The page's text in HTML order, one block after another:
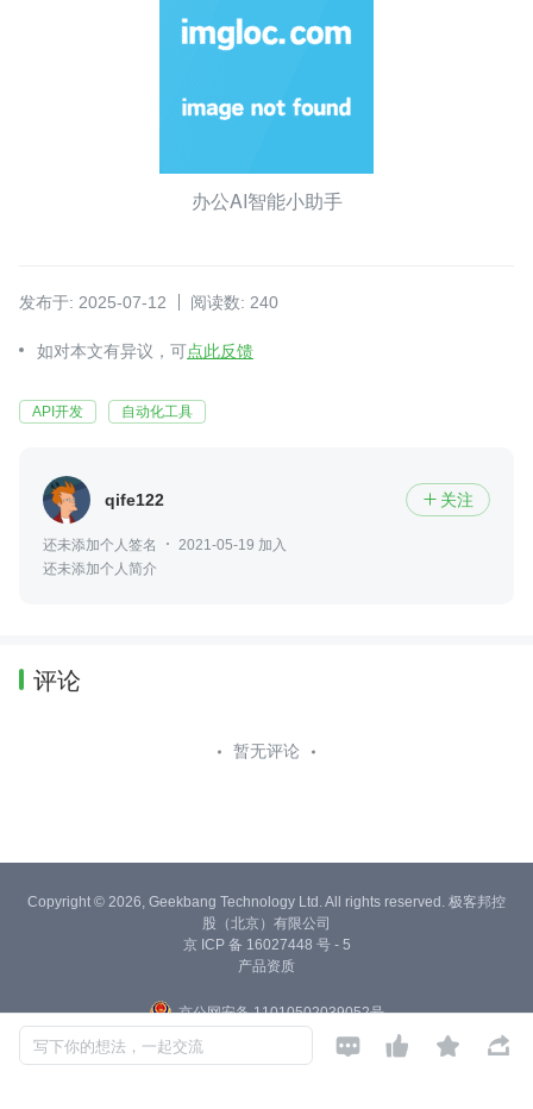
办公AI智能小助手
发布于: 2025-07-12 阅读数: 240
如对本文有异议，可点此反馈
API开发 自动化工具
qife122  关注
还未添加个人签名
2021-05-19 加入
还未添加个人简介
评论
暂无评论
写下你的想法，一起交流    
Copyright © 2026, Geekbang Technology Ltd. All rights reserved. 极客邦控
股（北京）有限公司
京 ICP 备 16027448 号 - 5
产品资质
京公网安备 11010502039052号